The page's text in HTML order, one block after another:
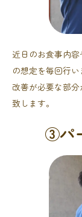
近日のお食事内
の想定を毎回行い
改善が必要な部
致します。
③パ